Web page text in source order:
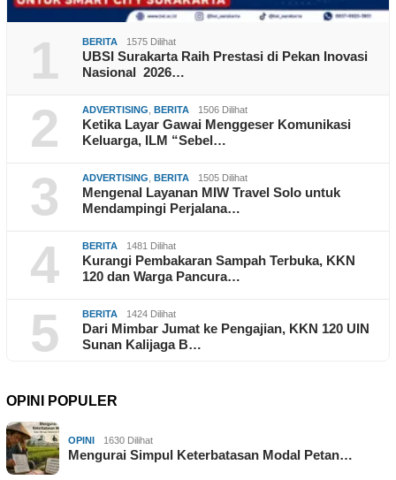
1 BERITA 1575 Dilihat
UBSI Surakarta Raih Prestasi di Pekan Inovasi
Nasional 2026…
2 ADVERTISING BERITA 1506 Dilihat
Ketika Layar Gawai Menggeser Komunikasi
Keluarga, ILM “Sebel…
3 ADVERTISING BERITA 1505 Dilihat
Mengenal Layanan MIW Travel Solo untuk
Mendampingi Perjalana…
4 BERITA 1481 Dilihat
Kurangi Pembakaran Sampah Terbuka, KKN
120 dan Warga Pancura…
5 BERITA 1424 Dilihat
Dari Mimbar Jumat ke Pengajian, KKN 120 UIN
Sunan Kalijaga B…
OPINI POPULER
OPINI 1630 Dilihat
Mengurai Simpul Keterbatasan Modal Petan…